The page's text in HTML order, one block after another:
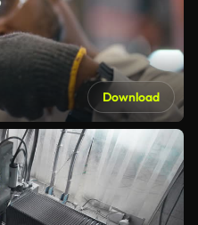
Download